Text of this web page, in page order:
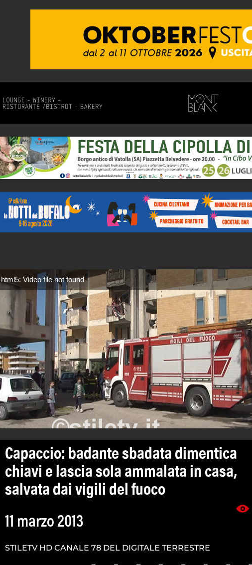
html5: Video file not found
Capaccio: badante sbadata dimentica
chiavi e lascia sola ammalata in casa,
salvata dai vigili del fuoco
11 marzo 2013
STILETV HD CANALE 78 DEL DIGITALE TERRESTRE